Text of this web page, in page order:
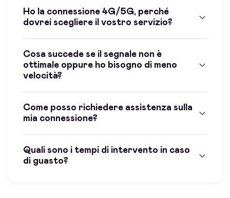
Ho la connessione 4G/5G, perché
dovrei scegliere il vostro servizio?
Cosa succede se il segnale non è
ottimale oppure ho bisogno di meno
velocità?
Come posso richiedere assistenza sulla
mia connessione?
Quali sono i tempi di intervento in caso
di guasto?